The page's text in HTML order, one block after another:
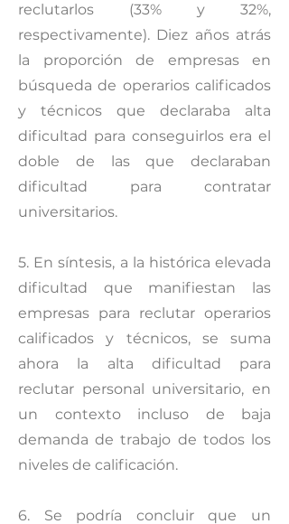
reclutarlos (33% y 32%,
respectivamente). Diez años atrás
la proporción de empresas en
búsqueda de operarios calificados
y técnicos que declaraba alta
dificultad para conseguirlos era el
doble de las que declaraban
dificultad para contratar
universitarios.
5. En síntesis, a la histórica elevada
dificultad que manifiestan las
empresas para reclutar operarios
calificados y técnicos, se suma
ahora la alta dificultad para
reclutar personal universitario, en
un contexto incluso de baja
demanda de trabajo de todos los
niveles de calificación.
6. Se podría concluir que un